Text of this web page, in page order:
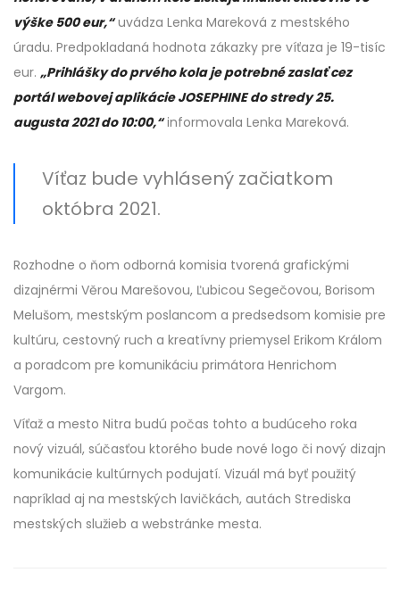
výške 500 eur,“uvádza Lenka Mareková z mestského
úradu. Predpokladaná hodnota zákazky pre víťaza je 19-tisíc
eur. „Prihlášky do prvého kola je potrebné zaslať cez
portál webovej aplikácie JOSEPHINE do stredy 25.
augusta 2021 do 10:00,“informovala Lenka Mareková.
Víťaz bude vyhlásený začiatkom
októbra 2021.
Rozhodne o ňom odborná komisia tvorená grafickými
dizajnérmi Věrou Marešovou, Ľubicou Segečovou, Borisom
Melušom, mestským poslancom a predsedsom komisie pre
kultúru, cestovný ruch a kreatívny priemysel Erikom Králom
a poradcom pre komunikáciu primátora Henrichom
Vargom.
Víťaž a mesto Nitra budú počas tohto a budúceho roka
nový vizuál, súčasťou ktorého bude nové logo či nový dizajn
komunikácie kultúrnych podujatí. Vizuál má byť použitý
napríklad aj na mestských lavičkách, autách Strediska
mestských služieb a webstránke mesta.